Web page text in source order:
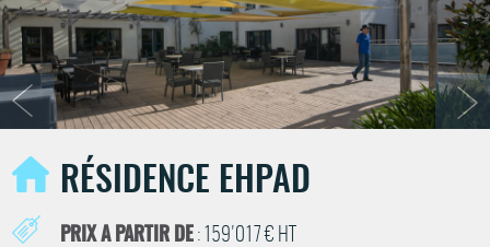
RÉSIDENCE EHPAD
PRIX A PARTIR DE : 159'017 € HT